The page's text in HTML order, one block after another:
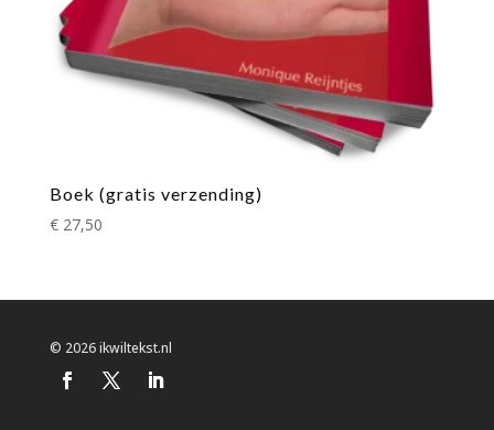
Boek (gratis verzending)
€27,50
© 2026 ikwiltekst.nl